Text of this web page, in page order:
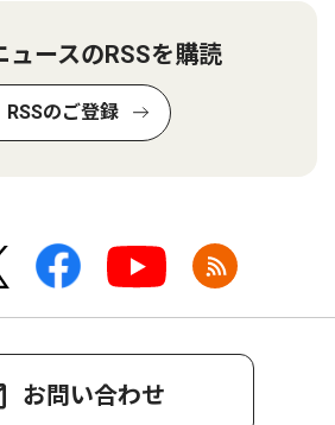
ュースのRSSを購読
RSSのご登録
お問い合わせ